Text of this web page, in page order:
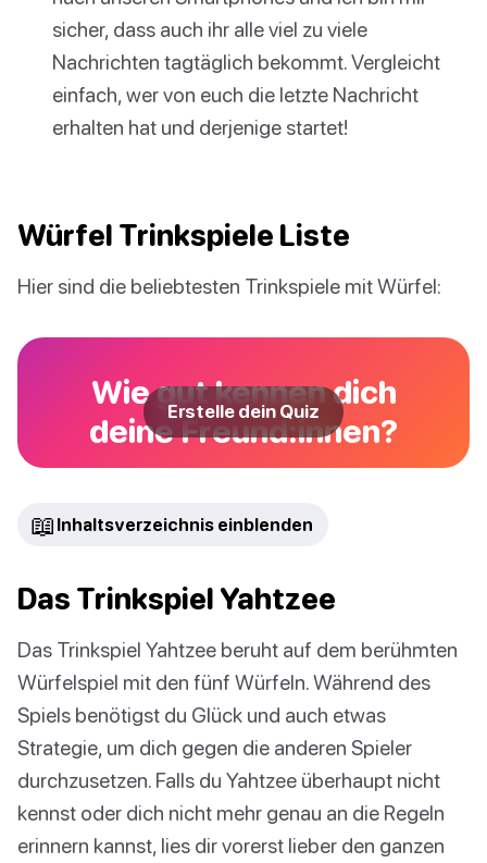
sicher, dass auch ihr alle viel zu viele
Nachrichten tagtäglich bekommt. Vergleicht
einfach, wer von euch die letzte Nachricht
erhalten hat und derjenige startet!
Würfel Trinkspiele Liste
Hier sind die beliebtesten Trinkspiele mit Würfel:
Wie gut kennen dich
deine Freund:innen?
Erstelle dein Quiz
📖 Inhaltsverzeichnis einblenden
Das Trinkspiel Yahtzee
Das Trinkspiel Yahtzee beruht auf dem berühmten
Würfelspiel mit den fünf Würfeln. Während des
Spiels benötigst du Glück und auch etwas
Strategie, um dich gegen die anderen Spieler
durchzusetzen. Falls du Yahtzee überhaupt nicht
kennst oder dich nicht mehr genau an die Regeln
erinnern kannst, lies dir vorerst lieber den ganzen